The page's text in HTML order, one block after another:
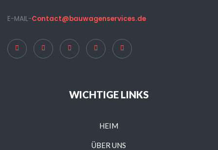
E-MAIL-Contact@bauwagenservices.de
WICHTIGE LINKS
HEIM
ÜBER UNS